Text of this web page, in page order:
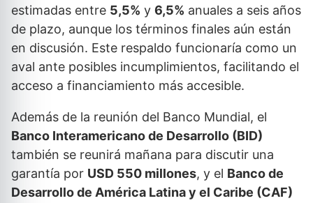
estimadas entre 5,5% y 6,5% anuales a seis años
de plazo, aunque los términos finales aún están
en discusión. Este respaldo funcionaría como un
aval ante posibles incumplimientos, facilitando el
acceso a financiamiento más accesible.
Además de la reunión del Banco Mundial, el
Banco Interamericano de Desarrollo (BID)
también se reunirá mañana para discutir una
garantía por USD 550 millones, y el Banco de
Desarrollo de América Latina y el Caribe (CAF)